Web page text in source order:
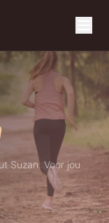
Suzan. Voor jou